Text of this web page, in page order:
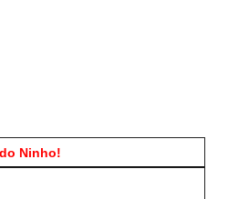
Ninho!